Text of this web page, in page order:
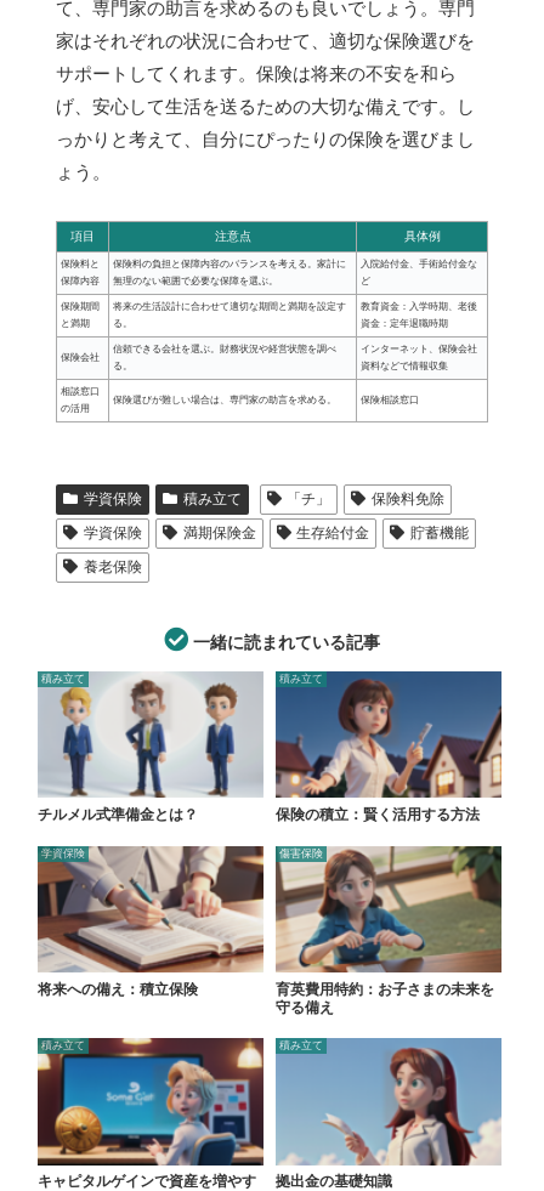
て、専門家の助言を求めるのも良いでしょう。専門
家はそれぞれの状況に合わせて、適切な保険選びを
サポートしてくれます。保険は将来の不安を和ら
げ、安心して生活を送るための大切な備えです。し
っかりと考えて、自分にぴったりの保険を選びまし
ょう。
項目 注意点 具体例
保険料と
保障内容
保険料の負担と保障内容のバランスを考える。家計に
無理のない範囲で必要な保障を選ぶ。
入院給付金、手術給付金な
ど
保険期間
と満期
将来の生活設計に合わせて適切な期間と満期を設定す
る。
教育資金：入学時期、老後
資金：定年退職時期
保険会社
信頼できる会社を選ぶ。財務状況や経営状態を調べ
る。
インターネット、保険会社
資料などで情報収集
相談窓口
の活用
保険選びが難しい場合は、専門家の助言を求める。 保険相談窓口
学資保険 積み立て 「チ」
保険料免除
学資保険
満期保険金 生存給付金
貯蓄機能
養老保険
一緒に読まれている記事
積み立て
チルメル式準備金とは？
積み立て
保険の積立：賢く活用する方法
学資保険
将来への備え：積立保険
傷害保険
育英費用特約：お子さまの未来を
守る備え
積み立て
キャピタルゲインで資産を増やす
積み立て
拠出金の基礎知識